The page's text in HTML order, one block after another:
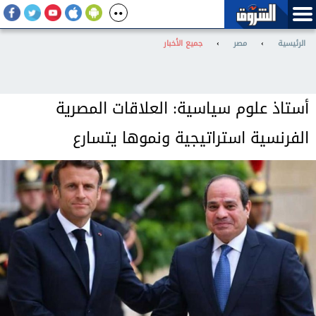
الرئيسية › مصر › جميع الأخبار
أستاذ علوم سياسية: العلاقات المصرية
الفرنسية استراتيجية ونموها يتسارع